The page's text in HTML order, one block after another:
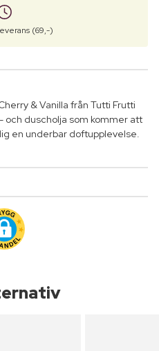
(69,-)
& Vanilla från Tutti Frutti
och duscholja som kommer att
en underbar doftupplevelse.